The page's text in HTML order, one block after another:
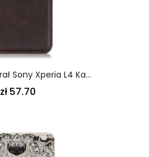
Skórzany Futerał Sony Xperia L4 Kawowy Czarny Etui Na Telefon Imitacja Skóry Liczi
zł 57.70